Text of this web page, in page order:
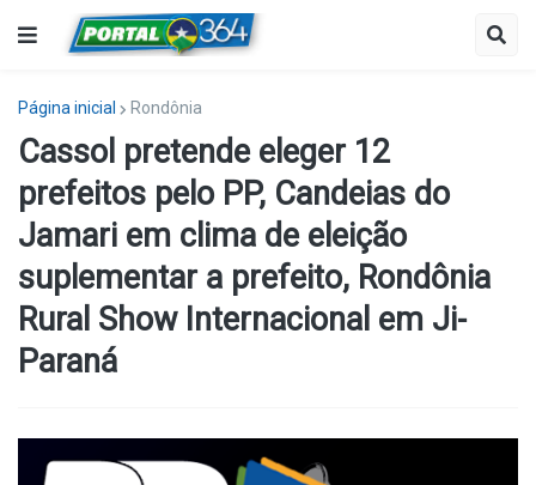
Página inicial Rondônia
Cassol pretende eleger 12
prefeitos pelo PP, Candeias do
Jamari em clima de eleição
suplementar a prefeito, Rondônia
Rural Show Internacional em Ji-
Paraná